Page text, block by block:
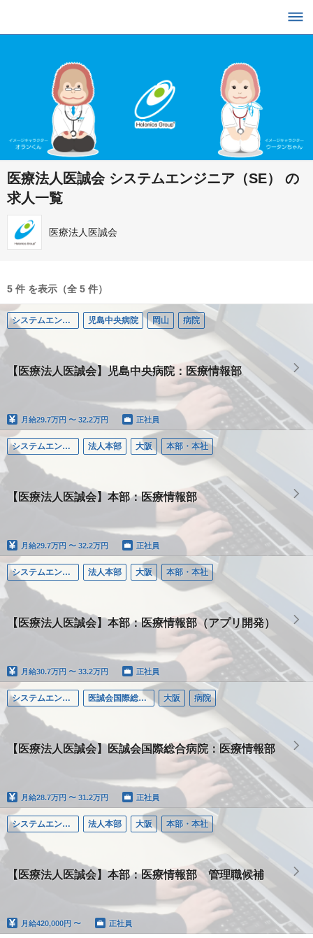
医療法人医誠会 システムエンジニア（SE） の
求人一覧
医療法人医誠会
5 件 を表示（全 5 件）
システムエンジニア（SE） 児島中央病院 岡山 病院
【医療法人医誠会】児島中央病院：医療情報部
月給29.7万円 〜 32.2万円 正社員
システムエンジニア（SE） 法人本部 大阪 本部・本社
【医療法人医誠会】本部：医療情報部
月給29.7万円 〜 32.2万円 正社員
システムエンジニア（SE） 法人本部 大阪 本部・本社
【医療法人医誠会】本部：医療情報部（アプリ開発）
月給30.7万円 〜 33.2万円 正社員
システムエンジニア（SE） 医誠会国際総合病院 大阪 病院
【医療法人医誠会】医誠会国際総合病院：医療情報部
月給28.7万円 〜 31.2万円 正社員
システムエンジニア（SE） 法人本部 大阪 本部・本社
【医療法人医誠会】本部：医療情報部 管理職候補
月給420,000円 〜 正社員